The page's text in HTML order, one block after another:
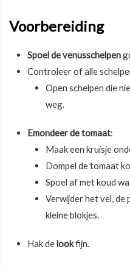
Voorbereiding
Spoel de venusschelpen
Controleer of alle
Open schelpen die
weg.
Emondeer de tomaat:
Maak een kruisje
Dompel de tomaat
Spoel af met koud
Verwijder het vel, de
kleine blokjes.
Hak de lookfijn.